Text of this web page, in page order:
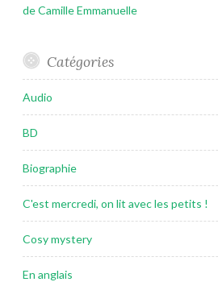
de Camille Emmanuelle
Catégories
Audio
BD
Biographie
C'est mercredi, on lit avec les petits !
Cosy mystery
En anglais